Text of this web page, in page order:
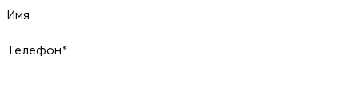
Имя
Телефон*